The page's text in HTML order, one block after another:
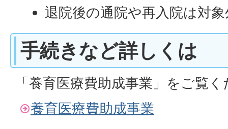
退院後の通院や再入院は対
手続きなど詳しくは
「養育医療費助成事業」をご覧
養育医療費助成事業